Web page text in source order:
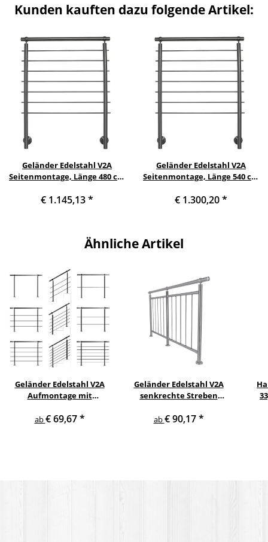
Kunden kauften dazu folgende Artikel:
Geländer Edelstahl V2A
Seitenmontage, Länge 480 cm
und Seitenabstand 30 mm
€ 1.145,13*
Geländer Edelstahl V2A
Seitenmontage, Länge 540 cm
und Seitenabstand 30 mm
€ 1.300,20*
Ähnliche Artikel
Geländer Edelstahl V2A
Aufmontage mit
Querstreben
ab€ 69,67*
Geländer Edelstahl V2A
senkrechte Streben
ab€ 90,17*